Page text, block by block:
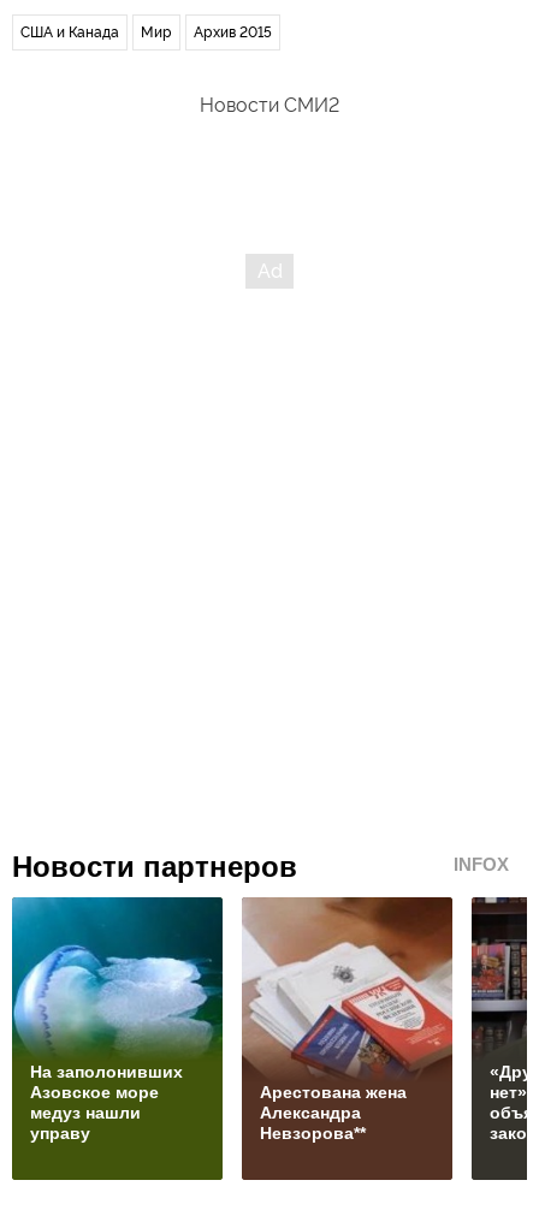
США и Канада Мир Архив 2015
Новости СМИ2
Новости партнеров INFOX
На заполонивших
Азовское море
медуз нашли
управу
Арестована жена
Александра
Невзорова**